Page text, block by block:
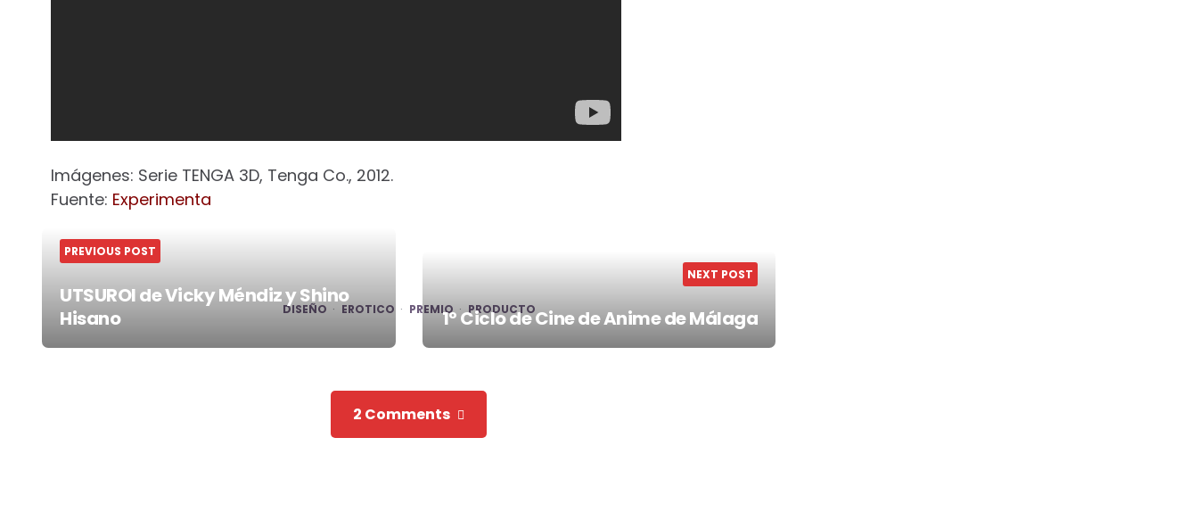
Imágenes: Serie TENGA 3D, Tenga Co., 2012.
Fuente: Experimenta
DISEÑO EROTICO PREMIO PRODUCTO
Post
PREVIOUS POST
UTSUROI de Vicky Méndiz y Shino
Hisano
NEXT POST
1º Ciclo de Cine de Anime de Málaga
2 Comments